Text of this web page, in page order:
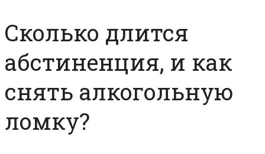
Сколько длится
абстиненция, и как
снять алкогольную
ломку?